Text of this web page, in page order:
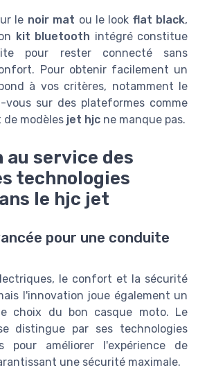
le noir mat ou le look flat black,
kit bluetooth intégré constitue
pour rester connecté sans
Pour obtenir facilement un
à vos critères, notamment le
vous sur des plateformes comme
de modèles jet hjc ne manque pas.
au service des
technologies
le hjc jet
pour une conduite
le confort et la sécurité
l'innovation joue également un
choix du bon casque moto. Le
distingue par ses technologies
pour améliorer l'expérience de
une sécurité maximale.